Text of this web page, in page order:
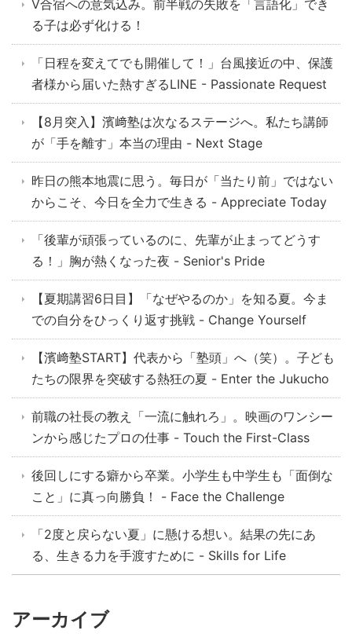
V合宿への意気込み。前半戦の失敗を「言語化」でき
る子は必ず化ける！
「日程を変えてでも開催して！」台風接近の中、保護
者様から届いた熱すぎるLINE - Passionate Request
【8月突入】濱﨑塾は次なるステージへ。私たち講師
が「手を離す」本当の理由 - Next Stage
昨日の熊本地震に思う。毎日が「当たり前」ではない
からこそ、今日を全力で生きる - Appreciate Today
「後輩が頑張っているのに、先輩が止まってどうす
る！」胸が熱くなった夜 - Senior's Pride
【夏期講習6日目】「なぜやるのか」を知る夏。今ま
での自分をひっくり返す挑戦 - Change Yourself
【濱﨑塾START】代表から「塾頭」へ（笑）。子ども
たちの限界を突破する熱狂の夏 - Enter the Jukucho
前職の社長の教え「一流に触れろ」。映画のワンシー
ンから感じたプロの仕事 - Touch the First-Class
後回しにする癖から卒業。小学生も中学生も「面倒な
こと」に真っ向勝負！ - Face the Challenge
「2度と戻らない夏」に懸ける想い。結果の先にあ
る、生きる力を手渡すために - Skills for Life
アーカイブ